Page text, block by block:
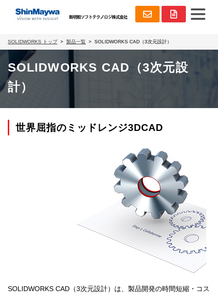
SOLIDWORKS トップ 製品一覧 SOLIDWORKS CAD（3次元設計）
SOLIDWORKS CAD（3次元設
計）
世界屈指のミッドレンジ3DCAD
SOLIDWORKS CAD（3次元設計）は、製品開発の時間短縮・コス